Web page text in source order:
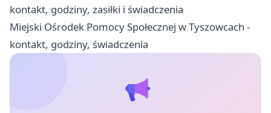
kontakt, godziny, zasiłki i świadczenia
Miejski Ośrodek Pomocy Społecznej w Tyszowcach -
kontakt, godziny, świadczenia